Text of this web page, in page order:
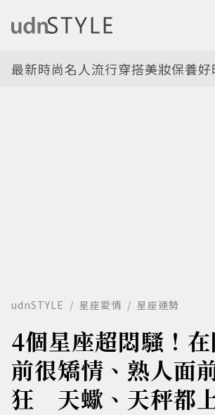
最新時尚名人流行穿搭美妝保養好
udnSTYLE 星座愛情 星座運勢
4個星座超悶騷！
前很矯情、熟人面
狂 天蠍、天秤都